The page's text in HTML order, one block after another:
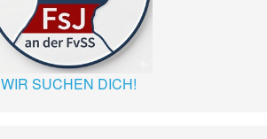
WIR SUCHEN DICH!